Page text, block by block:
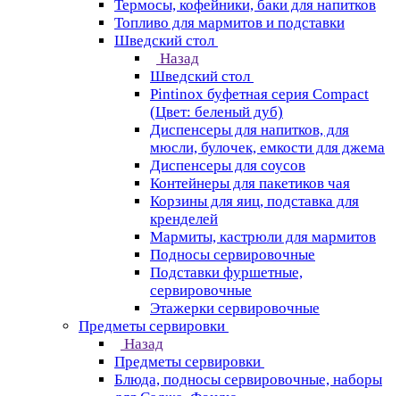
Термосы, кофейники, баки для напитков
Топливо для мармитов и подставки
Шведский стол
Назад
Шведский стол
Pintinox буфетная серия Compact
(Цвет: беленый дуб)
Диспенсеры для напитков, для
мюсли, булочек, емкости для джема
Диспенсеры для соусов
Контейнеры для пакетиков чая
Корзины для яиц, подставка для
кренделей
Мармиты, кастрюли для мармитов
Подносы сервировочные
Подставки фуршетные,
сервировочные
Этажерки сервировочные
Предметы сервировки
Назад
Предметы сервировки
Блюда, подносы сервировочные, наборы